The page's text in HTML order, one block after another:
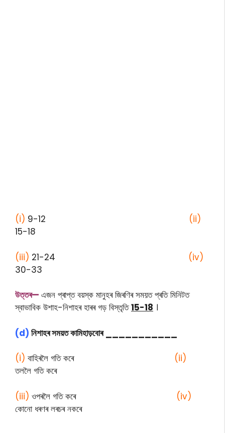
(i) 9-12 (ii)
15-18
(iii) 21-24 (iv)
30-33
উত্তৰ— এজন প্ৰাপ্ত বয়স্ক মানুহৰ জিৰণিৰ সময়ত প্ৰতি মিনিটত
স্বাভাবিক উশাহ-নিশাহৰ হাৰৰ গড় বিস্তৃতি15-18 ।
(d) নিশাহৰ সময়ত কামিহাড়বোৰ
(i) বাহিৰলৈ গতি কৰে (ii)
তললৈ গতি কৰে
(iii) ওপৰলৈ গতি কৰে (iv)
কোনো ধৰণৰ লৰচৰ নকৰে